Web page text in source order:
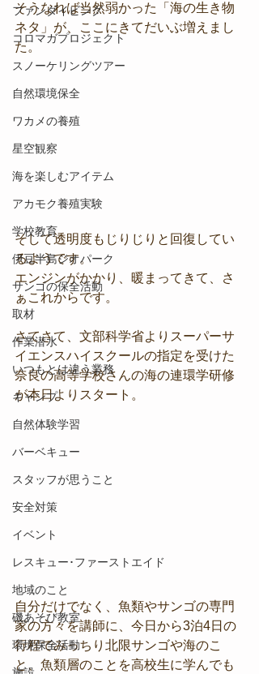
ファンダイビング
コロマガプロジェクト
スノーケリングツアー
自然環境保全
ワカメの養殖
星空観察
海を楽しむアイテム
アカモク養殖実験
学校教育
伊豆半島ジオパーク
サンゴの保全活動
取材
作業潜水
いつもとは違う業務
キャンプ
自然体験学習
バーベキュー
スタッフが思うこと
安全対策
イベント
レスキュー･ファーストエイド
地域のこと
磯あそび教室
環境保全活動
そうなれば当然弱かった「海の生き物
ネタ」が、ここにきてだいぶ増えまし
た。
そして透明度もじりじりと回復してい
るようです。
エンジンがかかり、暖まってきて、さ
ぁこれからです。
さてさて、文部科学省よりスーパーサ
イエンスハイスクールの指定を受けた
奈良の高等学校さんの海の連環学研修
が本日よりスタート。
自分だけでなく、魚類やサンゴの専門
家の方々を講師に、今日から3泊4日の
行程でみっちり北限サンゴや海のこ
と、魚類層のことを高校生に学んでも